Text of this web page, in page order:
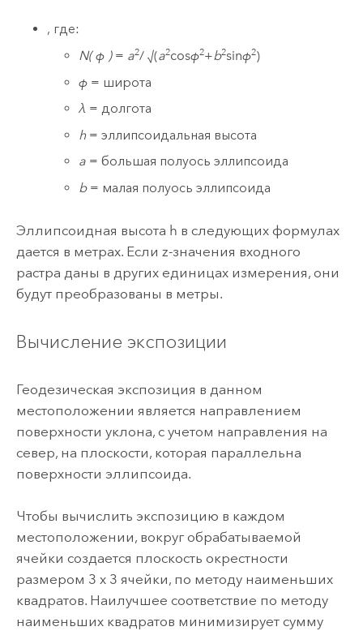
, где:
N( φ )= a2/ √(a2cosφ2+b2sinφ2)
φ = широта
λ = долгота
h= эллипсоидальная высота
a = большая полуось эллипсоида
b= малая полуось эллипсоида
Эллипсоидная высота h в следующих формулах
дается в метрах. Если z-значения входного
растра даны в других единицах измерения, они
будут преобразованы в метры.
Вычисление экспозиции
Геодезическая экспозиция в данном
местоположении является направлением
поверхности уклона, с учетом направления на
север, на плоскости, которая параллельна
поверхности эллипсоида.
Чтобы вычислить экспозицию в каждом
местоположении, вокруг обрабатываемой
ячейки создается плоскость окрестности
размером 3 x 3 ячейки, по методу наименьших
квадратов. Наилучшее соответствие по методу
наименьших квадратов минимизирует сумму